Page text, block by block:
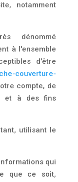
notamment
dénommé
à l'ensemble
d'être
couverture-
compte, de
et à des fins
utilisant le
qui
que ce soit,